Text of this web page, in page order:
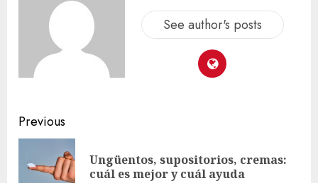
See author's posts
Previous
Ungüentos, supositorios, cremas:
cuál es mejor y cuál ayuda